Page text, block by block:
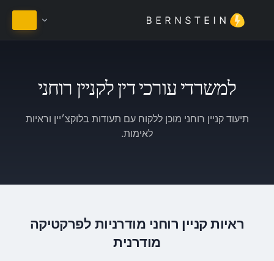
הישאר בעברית
למשרדי עורכי דין לקניין רוחני
תיעוד קניין רוחני מוכן ללקוח עם תעודות בלוקצ׳יין וראיות
לאימות.
ראיות קניין רוחני מודרניות לפרקטיקה
מודרנית